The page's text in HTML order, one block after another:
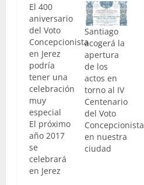
El 400
aniversario
del Voto
Concepcionista
en Jerez
podría
tener una
celebración
muy
especial
El próximo
año 2017
se
celebrará
en Jerez
Santiago
acogerá la
apertura
de los
actos en
torno al IV
Centenario
del Voto
Concepcionista
en nuestra
ciudad